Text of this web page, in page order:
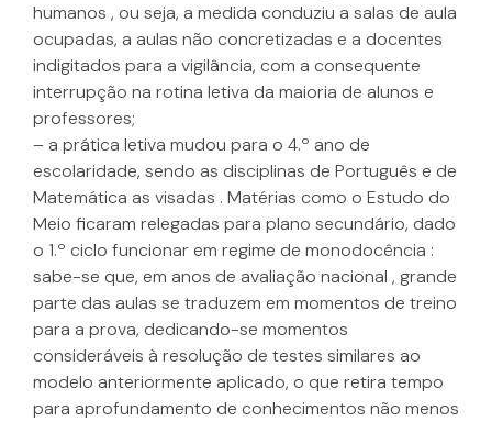
humanos , ou seja, a medida conduziu a salas de aula
ocupadas, a aulas não concretizadas e a docentes
indigitados para a vigilância, com a consequente
interrupção na rotina letiva da maioria de alunos e
professores;
– a prática letiva mudou para o 4.º ano de
escolaridade, sendo as disciplinas de Português e de
Matemática as visadas . Matérias como o Estudo do
Meio ficaram relegadas para plano secundário, dado
o 1.º ciclo funcionar em regime de monodocência :
sabe-se que, em anos de avaliação nacional , grande
parte das aulas se traduzem em momentos de treino
para a prova, dedicando-se momentos
consideráveis à resolução de testes similares ao
modelo anteriormente aplicado, o que retira tempo
para aprofundamento de conhecimentos não menos